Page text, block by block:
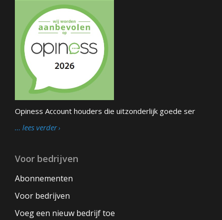
Opiness Account houders die uitzonderlijk goede ser
… lees verder
Voor bedrijven
Abonnementen
Voor bedrijven
Voeg een nieuw bedrijf toe